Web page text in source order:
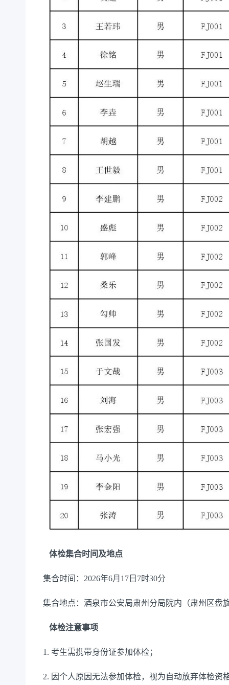
体检集合时间及地点
集合时间：2026年6月17日7时30分
集合地点：酒泉市公安局肃州分局院内（肃州区盘
体检注意事项
1. 考生需携带身份证参加体检；
2. 因个人原因无法参加体检，视为自动放弃体检资